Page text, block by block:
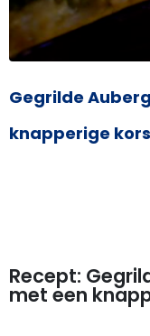
Gegrilde
knapperige
Recept:
met een